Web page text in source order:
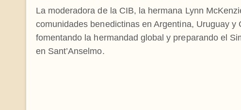
La moderadora de la CIB, la hermana Lynn
comunidades benedictinas en Argentina, Uruguay y
fomentando la hermandad global y preparando el
en Sant’Anselmo.